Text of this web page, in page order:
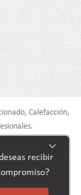
Calefacción,